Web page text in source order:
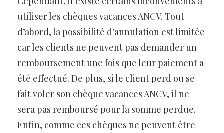
utiliser les chèques vacances ANCV. Tout
d’abord, la possibilité d’annulation est limitée
car les clients ne peuvent pas demander un
remboursement une fois que leur paiement a
été effectué. De plus, si le client perd ou se
fait voler son chèque vacances ANCV, il ne
sera pas remboursé pour la somme perdue.
Enfin, comme ces chèques ne peuvent être